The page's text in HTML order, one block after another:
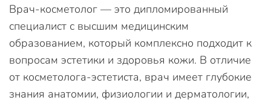
Врач-косметолог — это дипломированный
специалист с высшим медицинским
образованием, который комплексно подходит к
вопросам эстетики и здоровья кожи. В отличие
от косметолога-эстетиста, врач имеет глубокие
знания анатомии, физиологии и дерматологии,